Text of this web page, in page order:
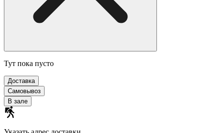
Тут пока пусто
Доставка
Самовывоз
В зале